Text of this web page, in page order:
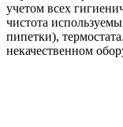
учетом всех
чистота
пипетки),
некачественном